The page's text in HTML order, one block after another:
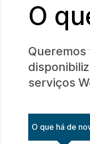
O
serviços
O que há de